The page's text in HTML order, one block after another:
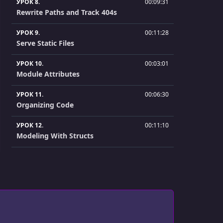
УРОК 8. 00:09:31
Rewrite Paths and Track 404s
УРОК 9. 00:11:28
Serve Static Files
УРОК 10. 00:03:01
Module Attributes
УРОК 11. 00:06:30
Organizing Code
УРОК 12. 00:11:10
Modeling With Structs